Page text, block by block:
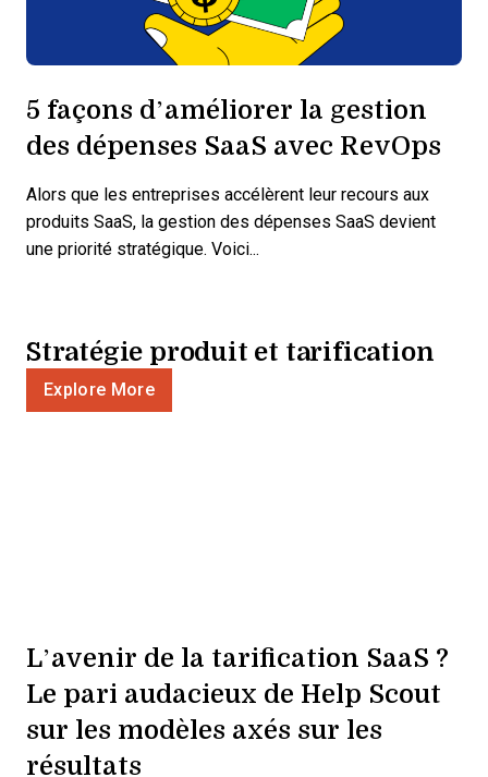
5 façons d’améliorer la gestion
des dépenses SaaS avec RevOps
Alors que les entreprises accélèrent leur recours aux
produits SaaS, la gestion des dépenses SaaS devient
une priorité stratégique. Voici...
Stratégie produit et tarification
Explore More
L’avenir de la tarification SaaS ?
Le pari audacieux de Help Scout
sur les modèles axés sur les
résultats